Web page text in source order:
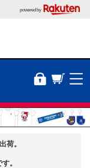
powered by
荷。
。